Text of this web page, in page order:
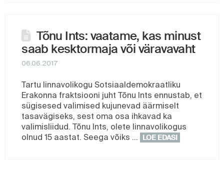
Tõnu Ints: vaatame, kas minust
saab kesktormaja või väravavaht
06.06.2017
Tartu linnavolikogu Sotsiaaldemokraatliku
Erakonna fraktsiooni juht Tõnu Ints ennustab, et
sügisesed valimised kujunevad äärmiselt
tasavägiseks, sest oma osa ihkavad ka
valimisliidud. Tõnu Ints, olete linnavolikogus
olnud 15 aastat. Seega võiks …
LOE EDASI